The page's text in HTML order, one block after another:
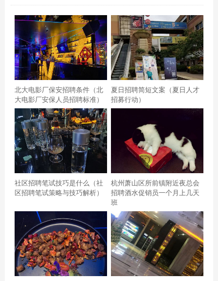
上菜速度有点儿慢，服务态度很好，基本上只要K歌就会选
这里环境还行地方好找自助种类多服务一般咯杭州余杭区
良渚街道附近酒吧招聘包厢陪唱,无中介费的 音效環境非常
好，便宜，就幾十元可以唱七小時,兩個女兒唱到都不想
走，音效是我們想要的，不用那麼大聲都唱得很好聽，如
果開個會員更便宜，皇崗村加州紅座車方便，巴士和地鐵
都能直達，超級方便，大家快來加州紅k歌吧,
北大电影厂保安招聘条件（北
大电影厂安保人员招聘标准）
夏日招聘简短文案（夏日人才
招募行动）
社区招聘笔试技巧是什么（社
区招聘笔试策略与技巧解析）
杭州萧山区所前镇附近夜总会
招聘酒水促销员一个月上几天
班